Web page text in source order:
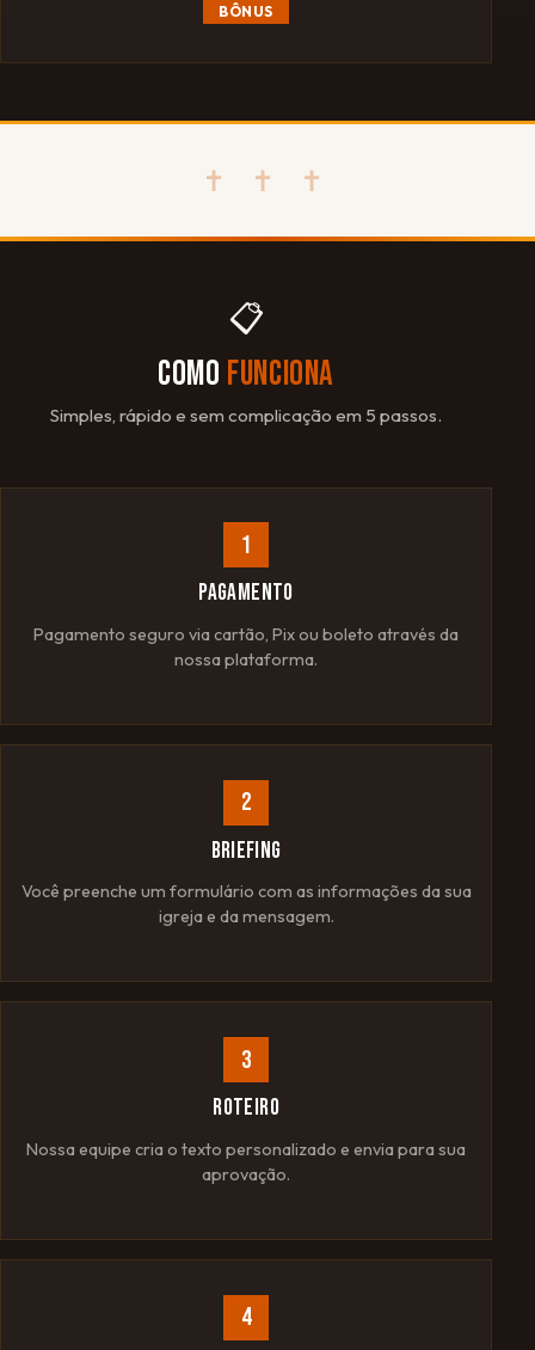
BÔNUS
✝ ✝ ✝
📋
COMO FUNCIONA
Simples, rápido e sem complicação em 5 passos.
1
PAGAMENTO
Pagamento seguro via cartão, Pix ou boleto através da
nossa plataforma.
2
BRIEFING
Você preenche um formulário com as informações da sua
igreja e da mensagem.
3
ROTEIRO
Nossa equipe cria o texto personalizado e envia para sua
aprovação.
4